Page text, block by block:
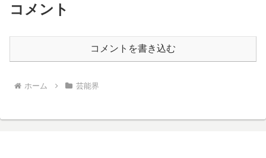
コメント
コメントを書き込む
ホーム 芸能界